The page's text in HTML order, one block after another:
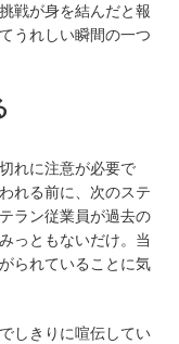
戦が身を結んだと報
うれしい瞬間の一つ
れに注意が必要で
れる前に、次のステ
ラン従業員が過去の
っともないだけ。当
られていることに気
しきりに喧伝してい